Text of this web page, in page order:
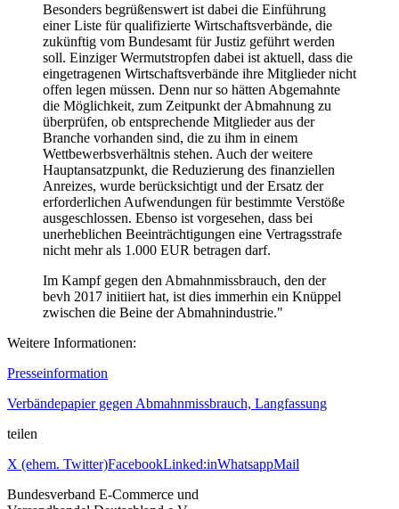
Besonders begrüßenswert ist dabei die Einführung
einer Liste für qualifizierte Wirtschaftsverbände, die
zukünftig vom Bundesamt für Justiz geführt werden
soll. Einziger Wermutstropfen dabei ist aktuell, dass die
eingetragenen Wirtschaftsverbände ihre Mitglieder nicht
offen legen müssen. Denn nur so hätten Abgemahnte
die Möglichkeit, zum Zeitpunkt der Abmahnung zu
überprüfen, ob entsprechende Mitglieder aus der
Branche vorhanden sind, die zu ihm in einem
Wettbewerbsverhältnis stehen. Auch der weitere
Hauptansatzpunkt, die Reduzierung des finanziellen
Anreizes, wurde berücksichtigt und der Ersatz der
erforderlichen Aufwendungen für bestimmte Verstöße
ausgeschlossen. Ebenso ist vorgesehen, dass bei
unerheblichen Beeinträchtigungen eine Vertragsstrafe
nicht mehr als 1.000 EUR betragen darf.
Im Kampf gegen den Abmahnmissbrauch, den der
bevh 2017 initiiert hat, ist dies immerhin ein Knüppel
zwischen die Beine der Abmahnindustrie."
Weitere Informationen:
Presseinformation
Verbändepapier gegen Abmahnmissbrauch, Langfassung
teilen
X (ehem. Twitter)FacebookLinked:inWhatsappMail
Bundesverband E-Commerce und